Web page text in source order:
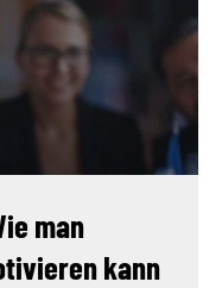
man
kann